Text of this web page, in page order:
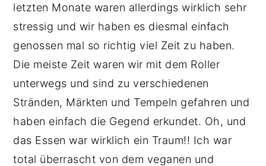
letzten Monate waren allerdings wirklich sehr
stressig und wir haben es diesmal einfach
genossen mal so richtig viel Zeit zu haben.
Die meiste Zeit waren wir mit dem Roller
unterwegs und sind zu verschiedenen
Stränden, Märkten und Tempeln gefahren und
haben einfach die Gegend erkundet. Oh, und
das Essen war wirklich ein Traum!! Ich war
total überrascht von dem veganen und